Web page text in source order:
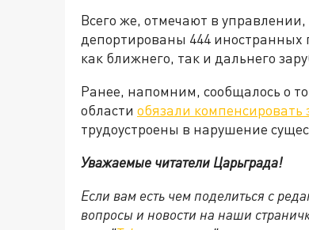
Всего же, отмечают в
депортированы 444
как ближнего, так и дальнего
Ранее, напомним, сообщалось о
области обязали
трудоустроены в нарушение
Уважаемые читатели Царьграда!
Если вам есть чем поделиться с
вопросы и новости на наши